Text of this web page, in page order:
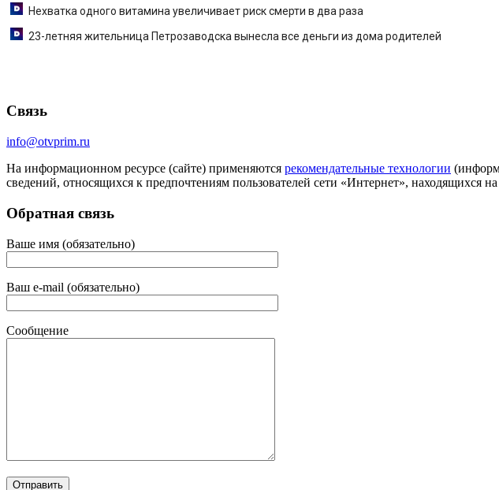
Нехватка одного витамина увеличивает риск смерти в два раза
23-летняя жительница Петрозаводска вынесла все деньги из дома родителей
Связь
info@otvprim.ru
На информационном ресурсе (сайте) применяются рекомендательные технологии
сведений, относящихся к предпочтениям пользователей сети «Интернет», находящихся
Обратная связь
Ваше имя (обязательно)
Ваш e-mail (обязательно)
Сообщение